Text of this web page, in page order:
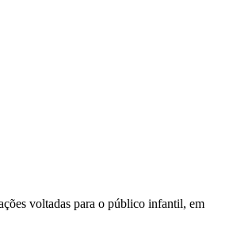
voltadas para o público infantil, em